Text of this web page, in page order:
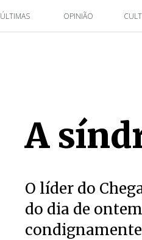
ÚLTIMAS OPINIÃO
A
O líder do
do dia de